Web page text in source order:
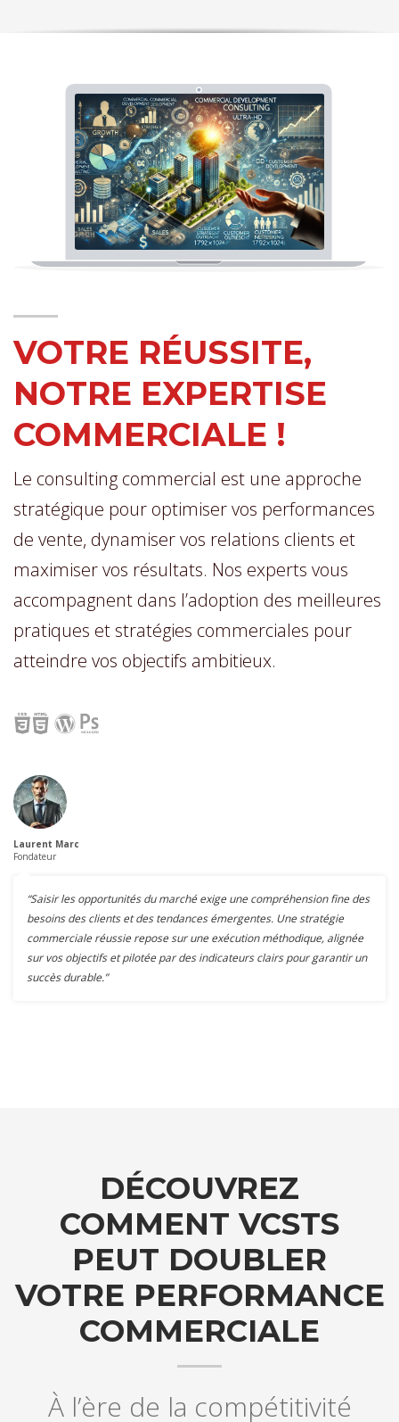
VOTRE RÉUSSITE,
NOTRE EXPERTISE
COMMERCIALE !
Le consulting commercial est une approche
stratégique pour optimiser vos performances
de vente, dynamiser vos relations clients et
maximiser vos résultats. Nos experts vous
accompagnent dans l’adoption des meilleures
pratiques et stratégies commerciales pour
atteindre vos objectifs ambitieux.
Laurent Marc
Fondateur
“Saisir les opportunités du marché exige une compréhension fine des
besoins des clients et des tendances émergentes. Une stratégie
commerciale réussie repose sur une exécution méthodique, alignée
sur vos objectifs et pilotée par des indicateurs clairs pour garantir un
succès durable.”
DÉCOUVREZ
COMMENT VCSTS
PEUT DOUBLER
VOTRE PERFORMANCE
COMMERCIALE
À l’ère de la compétitivité